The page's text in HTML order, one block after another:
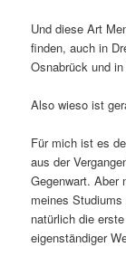
Und diese Art
finden, auch in
Osnabrück und
Also wieso ist
Für mich ist es
aus der
Gegenwart. Aber
meines
natürlich die
eigenständiger